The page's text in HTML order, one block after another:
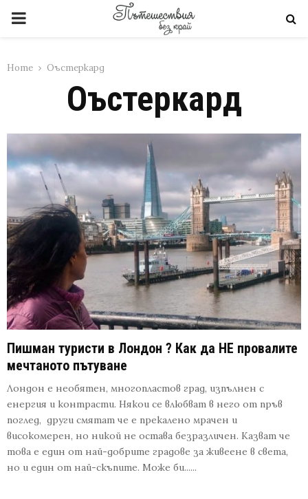
PRIMARY
Home Оъстеркард
Оъстеркард
Пишман туристи в Лондон ? Как да НЕ провалите
мечтаното пътуване
Лондон е необятен, многопластов град, изпълнен с
енергия и контрасти. Някои се влюбват в него от пръв
поглед, други смятат че е прекалено мрачен и
високомерен, но никой не остава безразличен. Казват че
това е един от най-добрите градове за живеене в света,
но и един от най-скъпите. Може би......